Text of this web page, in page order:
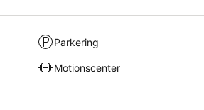
Parkering
Motionscenter